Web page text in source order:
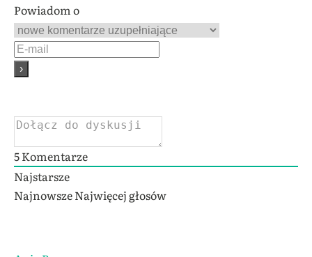
Powiadom o
5Komentarze
Najstarsze
NajnowszeNajwięcej głosów